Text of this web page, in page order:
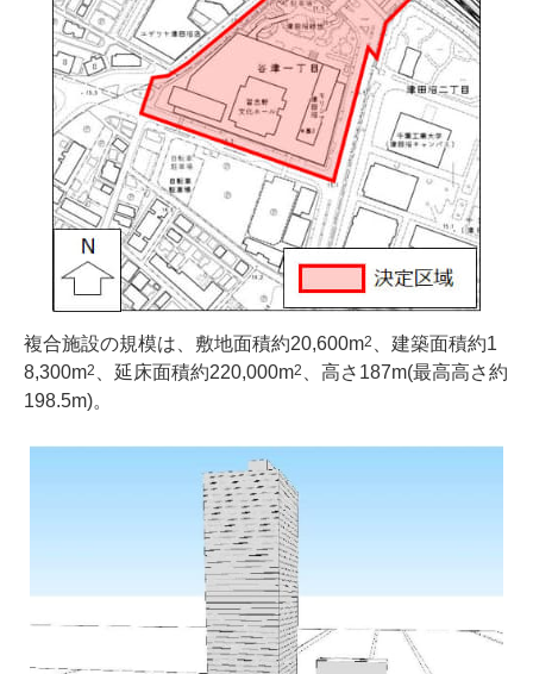
複合施設の規模は、敷地面積約20,600m2
、建築面積約1
8,300m2 、延床面積約220,000m2
、高さ187m(最高高さ約
198.5m)。